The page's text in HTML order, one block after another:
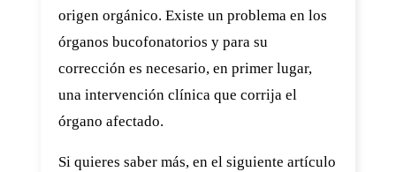
origen orgánico. Existe un problema en los
órganos bucofonatorios y para su
corrección es necesario, en primer lugar,
una intervención clínica que corrija el
órgano afectado.
Si quieres saber más, en el siguiente artículo